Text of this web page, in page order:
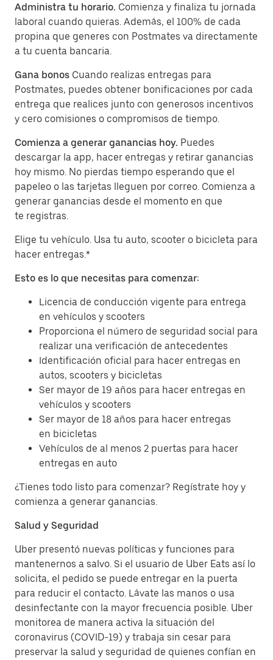
Administra tu horario. Comienza y finaliza tu jornada
laboral cuando quieras. Además, el 100% de cada
propina que generes con Postmates va directamente
a tu cuenta bancaria.
Gana bonos Cuando realizas entregas para
Postmates, puedes obtener bonificaciones por cada
entrega que realices junto con generosos incentivos
y cero comisiones o compromisos de tiempo.
Comienza a generar ganancias hoy. Puedes
descargar la app, hacer entregas y retirar ganancias
hoy mismo. No pierdas tiempo esperando que el
papeleo o las tarjetas lleguen por correo. Comienza a
generar ganancias desde el momento en que
te registras.
Elige tu vehículo. Usa tu auto, scooter o bicicleta para
hacer entregas.*
Esto es lo que necesitas para comenzar:
Licencia de conducción vigente para entrega
en vehículos y scooters
Proporciona el número de seguridad social para
realizar una verificación de antecedentes
Identificación oficial para hacer entregas en
autos, scooters y bicicletas
Ser mayor de 19 años para hacer entregas en
vehículos y scooters
Ser mayor de 18 años para hacer entregas
en bicicletas
Vehículos de al menos 2 puertas para hacer
entregas en auto
¿Tienes todo listo para comenzar? Regístrate hoy y
comienza a generar ganancias.
Salud y Seguridad
Uber presentó nuevas políticas y funciones para
mantenernos a salvo. Si el usuario de Uber Eats así lo
solicita, el pedido se puede entregar en la puerta
para reducir el contacto. Lávate las manos o usa
desinfectante con la mayor frecuencia posible. Uber
monitorea de manera activa la situación del
coronavirus (COVID-19) y trabaja sin cesar para
preservar la salud y seguridad de quienes confían en